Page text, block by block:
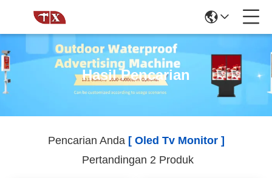
Hasil Pencarian
Pencarian Anda [ Oled Tv Monitor ]
Pertandingan 2 Produk